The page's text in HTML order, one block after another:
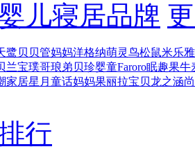
儿寝居品牌
鹭贝贝管妈妈洋格纳萌灵鸟松鼠米乐
兰宝璞哥琅弟贝珍婴童Faroro眠趣果牛
家居星月童话妈妈果丽拉宝贝龙之涵
行